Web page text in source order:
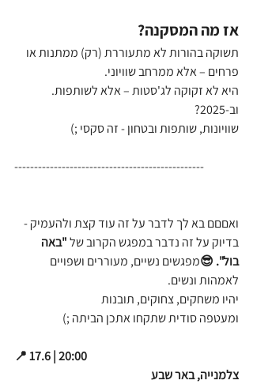
אז מה המסקנה?
תשוקה בהורות לא מתעוררת (רק) ממתנות או
פרחים – אלא ממרחב שוויוני.
היא לא זקוקה לג'סטות – אלא לשותפות.
וב-2025?
שוויונות, שותפות ובטחון - זה סקסי ;)
------------------------------------------------
ואםםם בא לך לדבר על זה עוד קצת ולהעמיק -
בדיוק על זה נדבר במפגש הקרוב של "באה
בול". 😎מפגשים נשיים, מעוררים ושפויים
לאמהות ונשים.
יהיו משחקים, צחוקים, תובנות
ומעטפה סודית שתקחו אתכן הביתה ;)
📍 17.6 | 20:00
צלמנייה, באר שבע